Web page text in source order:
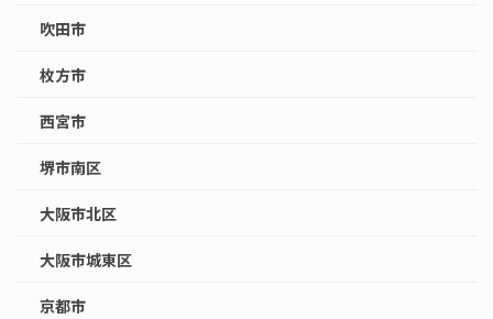
吹田市
枚方市
西宮市
堺市南区
大阪市北区
大阪市城東区
京都市